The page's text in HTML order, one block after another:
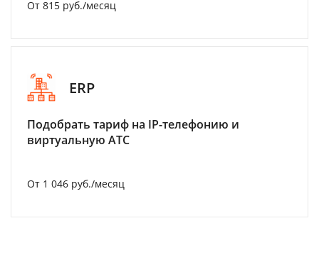
От 815 руб./месяц
ERP
Подобрать тариф на IP-телефонию и
виртуальную АТС
От 1 046 руб./месяц